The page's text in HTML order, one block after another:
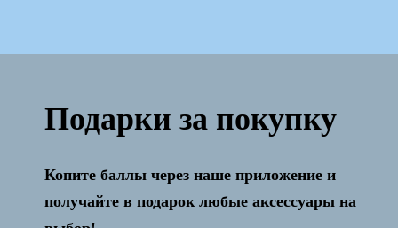
Активация и настройка бесплатно!
Подарки за покупку
Копите баллы через наше приложение и
получайте в подарок любые аксессуары на